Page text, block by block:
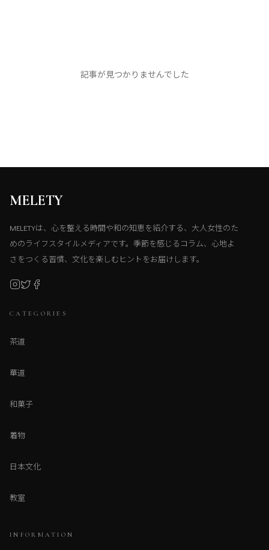
記事が見つかりませんでした
MELETY
MELETYは、心を整える時間や和の知恵を紹介する、大人女性のた
めのライフスタイルメディアです。季節を感じるコラム、心地よ
さをつくる習慣、文化を楽しむヒントをお届けします。
CATEGORIES
茶道
華道
和菓子
着物
日本文化
教室
INFORMATION